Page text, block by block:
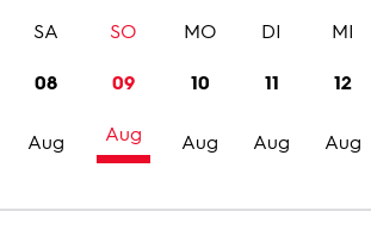
Trailer
Bilder
08
Aug
SA
09
Aug
SO
10
Aug
MO
11
Aug
DI
12
Aug
MI